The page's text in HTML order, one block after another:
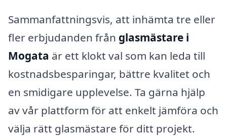
Sammanfattningsvis, att inhämta tre eller
fler erbjudanden från glasmästare i
Mogata är ett klokt val som kan leda till
kostnadsbesparingar, bättre kvalitet och
en smidigare upplevelse. Ta gärna hjälp
av vår plattform för att enkelt jämföra och
välja rätt glasmästare för ditt projekt.